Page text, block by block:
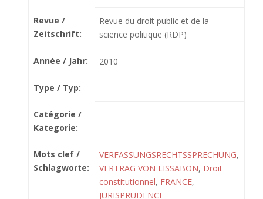
Revue /
Zeitschrift:
Revue du droit public et de la
science politique (RDP)
Année / Jahr: 2010
Type / Typ:
Catégorie /
Kategorie:
Mots clef /
Schlagworte:
VERFASSUNGSRECHTSSPRECHUNG,
VERTRAG VON LISSABON, Droit
constitutionnel, FRANCE,
JURISPRUDENCE